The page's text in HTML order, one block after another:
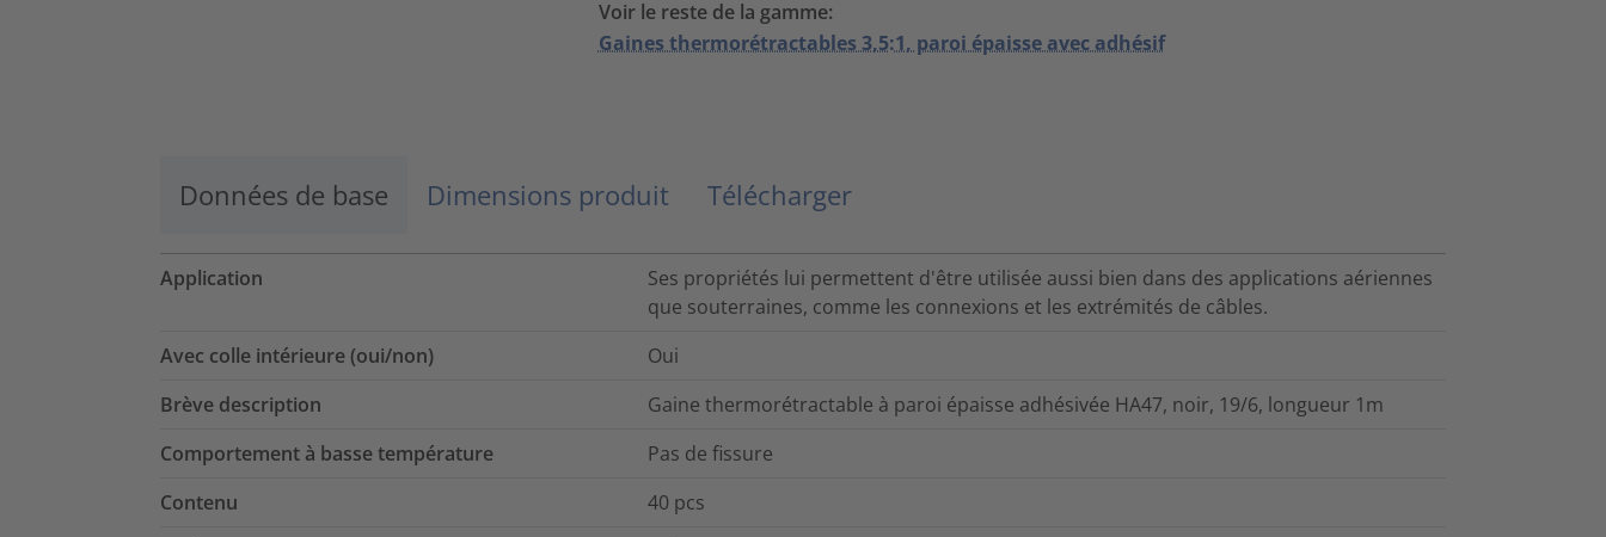
Voir le reste de la gamme:
Gaines thermorétractables 3,5:1, paroi épaisse avec adhésif
Données de base Dimensions produit Télécharger
Application
Ses propriétés lui permettent d'être utilisée aussi bien dans des applications aériennes
que souterraines, comme les connexions et les extrémités de câbles.
Avec colle intérieure (oui/non)
Oui
Brève description
Gaine thermorétractable à paroi épaisse adhésivée HA47, noir, 19/6, longueur 1m
Comportement à basse température
Pas de fissure
Contenu
40 pcs